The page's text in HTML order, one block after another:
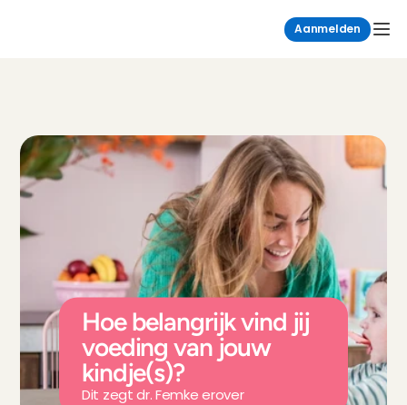
Aanmelden
Hoe belangrijk vind jij
voeding van jouw
kindje(s)?
Dit zegt dr. Femke erover